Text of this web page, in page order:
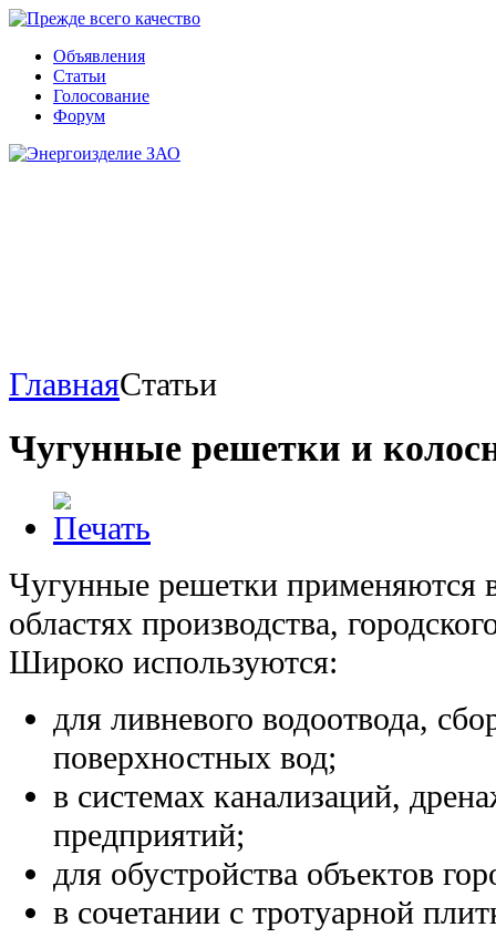
Объявления
Статьи
Голосование
Форум
ГлавнаяСтатьи
Чугунные решетки и
Чугунные решетки применяются
областях производства,
Широко используются:
для ливневого водоотвода,
поверхностных вод;
в системах канализаций,
предприятий;
для обустройства объектов
в сочетании с тротуарной